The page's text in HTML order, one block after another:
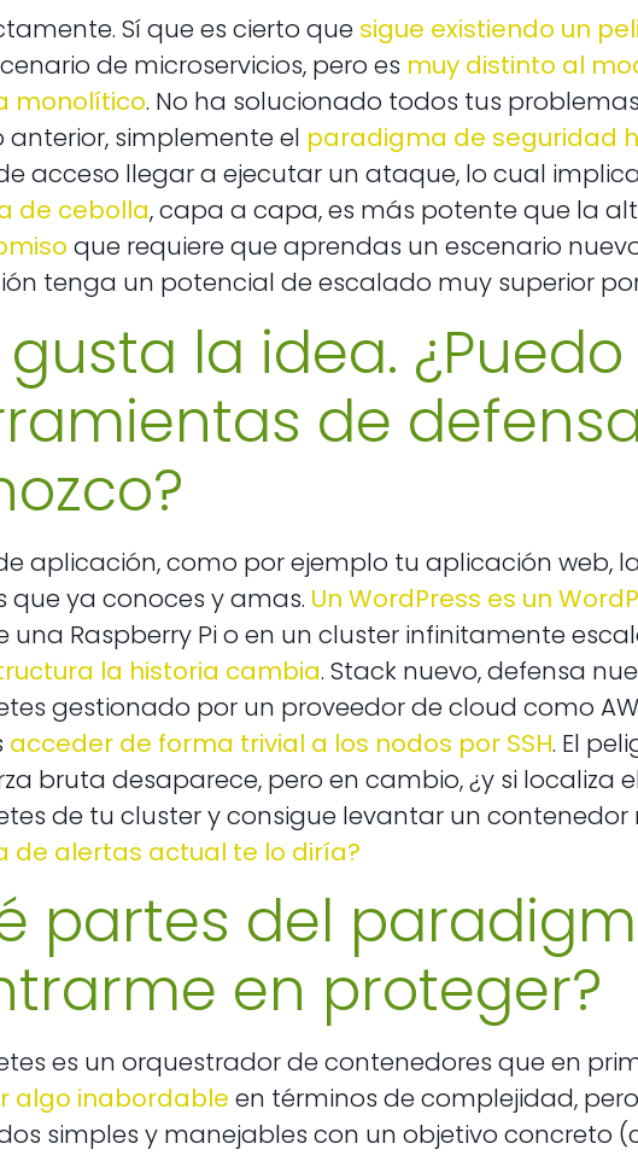
Sí que es cierto que sigue existiendo un
de microservicios, pero es muy distinto al
monolítico. No ha solucionado todos tus
anterior, simplemente el paradigma de seguridad
acceso llegar a ejecutar un ataque, lo cual
de cebolla, capa a capa, es más potente que la
que requiere que aprendas un escenario
tenga un potencial de escalado muy superior
gusta la idea.
de
aplicación, como por ejemplo tu aplicación web,
que ya conoces y amas. Un WordPress es un
una Raspberry Pi o en un cluster infinitamente
la historia cambia. Stack nuevo, defensa
gestionado por un proveedor de cloud como
acceder de forma trivial a los nodos por SSH. El
bruta desaparece, pero en cambio, ¿y si localiza
de tu cluster y consigue levantar un contenedor
de alertas actual te lo diría?
partes del
en proteger?
es un orquestrador de contenedores que en
algo inabordable en términos de complejidad,
simples y manejables con un objetivo concreto